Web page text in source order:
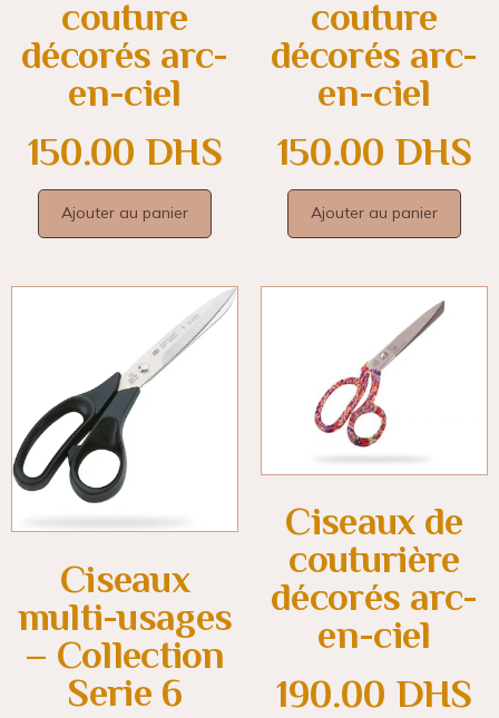
couture
décorés arc-
en-ciel
150.00 DHS
Ajouter au panier
couture
décorés arc-
en-ciel
150.00 DHS
Ajouter au panier
Ciseaux
multi-usages
– Collection
Serie 6
Ciseaux de
couturière
décorés arc-
en-ciel
190.00 DHS